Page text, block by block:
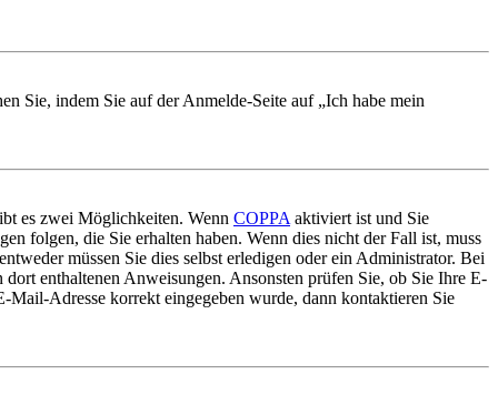
Sie, indem Sie auf der Anmelde-Seite auf „Ich habe mein
es zwei Möglichkeiten. Wenn COPPA aktiviert ist und Sie
folgen, die Sie erhalten haben. Wenn dies nicht der Fall ist, muss
müssen Sie dies selbst erledigen oder ein Administrator. Bei
enthaltenen Anweisungen. Ansonsten prüfen Sie, ob Sie Ihre E-
Adresse korrekt eingegeben wurde, dann kontaktieren Sie